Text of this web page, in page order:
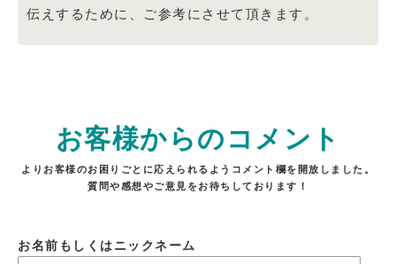
伝えするために、ご参考にさせて頂きます。
お客様からのコメント
よりお客様のお困りごとに応えられるようコメント欄を開放しました。
質問や感想やご意見をお待ちしております！
お名前もしくはニックネーム